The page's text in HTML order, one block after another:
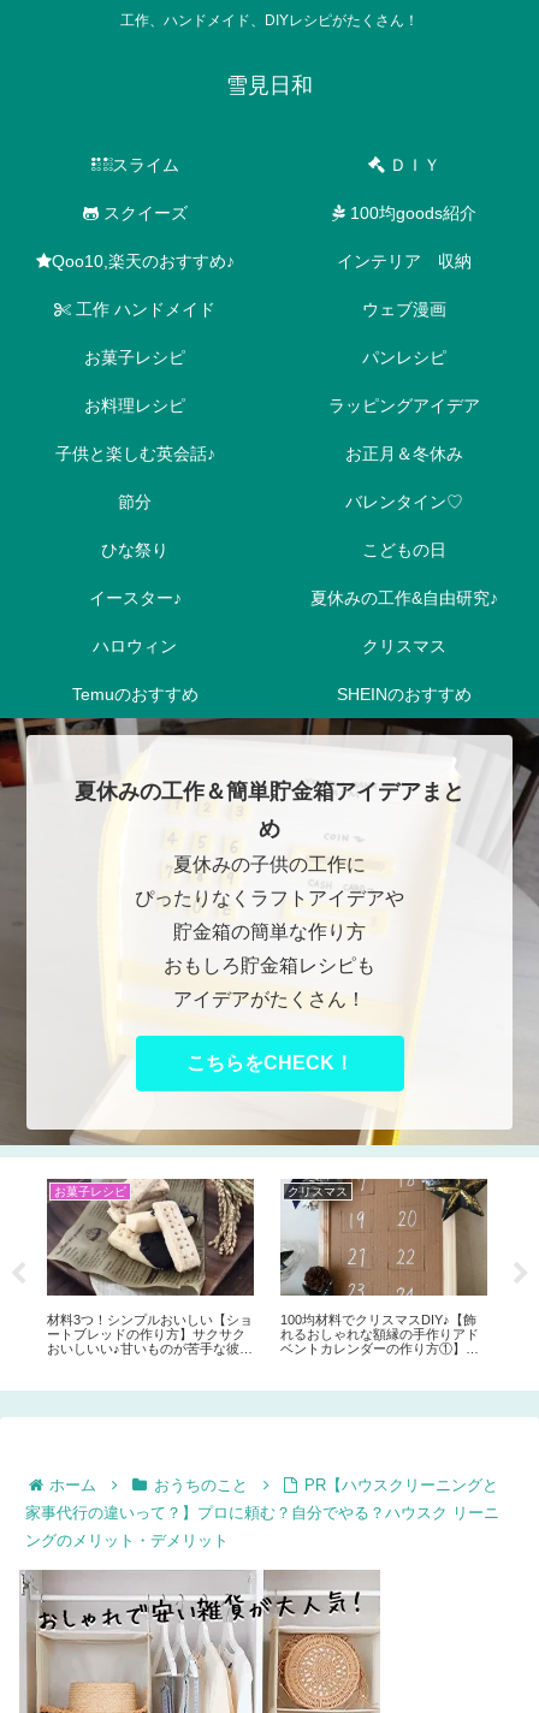
工作、ハンドメイド、DIYレシピがたくさん！
雪見日和
スライム ＤＩＹ
スクイーズ 100均goods紹介
Qoo10,楽天のおすすめ♪ インテリア 収納
工作 ハンドメイド ウェブ漫画
お菓子レシピ パンレシピ
お料理レシピ ラッピングアイデア
子供と楽しむ英会話♪ お正月＆冬休み
節分 バレンタイン♡
ひな祭り こどもの日
イースター♪ 夏休みの工作&自由研究♪
ハロウィン クリスマス
Temuのおすすめ SHEINのおすすめ
夏休みの工作＆簡単貯金箱アイデアまと
め
夏休みの子供の工作に
ぴったりなくラフトアイデアや
貯金箱の簡単な作り方
おもしろ貯金箱レシピも
アイデアがたくさん！
こちらをCHECK！
お菓子レシピ
簡単バレンタインレシピ♡子供と
手作り【混ぜて挟むだけ♪オレオサ
ンドの作り方】材料は３つだけ♪絶
対美味しい！オレオチーズケーキ
風の濃厚おやつ♪
クリスマス
木の枝で簡単おしゃれにクリスマ
スウォールデコ♪【小枝のクリスマ
スツリーの作り方】クリスマスイ
ンテリアアイデア★
ホーム おうちのこと
PR【ハウスクリーニングと
家事代行の違いって？】プロに頼む？自分でやる？ハウスク リーニ
ングのメリット・デメリット